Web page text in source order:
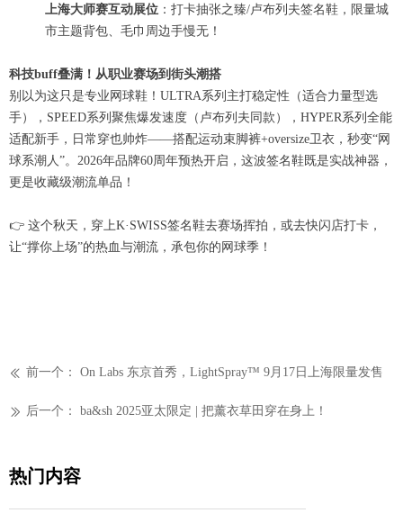
上海大师赛互动展位 ：打卡抽张之臻/卢布列夫签名鞋，限量城
市主题背包、毛巾周边手慢无！
科技buff叠满！从职业赛场到街头潮搭
别以为这只是专业网球鞋！ULTRA系列主打稳定性（适合力量型选
手），SPEED系列聚焦爆发速度（卢布列夫同款），HYPER系列全能
适配新手，日常穿也帅炸——搭配运动束脚裤+oversize卫衣，秒变“网
球系潮人”。2026年品牌60周年预热开启，这波签名鞋既是实战神器，
更是收藏级潮流单品！
👉 这个秋天，穿上K·SWISS签名鞋去赛场挥拍，或去快闪店打卡，
让“撑你上场”的热血与潮流，承包你的网球季！
ꅃ 前一个： On Labs 东京首秀，LightSpray™ 9月17日上海限量发售
ꅀ 后一个： ba&sh 2025亚太限定 | 把薰衣草田穿在身上！
热门内容